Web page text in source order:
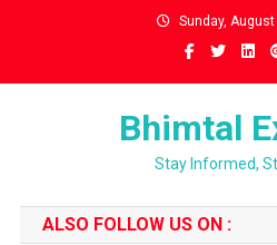
Sunday,
Bhimtal
Stay Informed,
ALSO FOLLOW US ON :